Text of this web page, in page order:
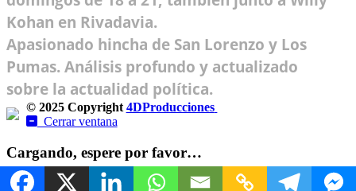
Kohan en Rivadavia.
Apasionado hincha de San Lorenzo y Los
Pumas. Análisis profundo y actualizado
sobre la actualidad política.
© 2025 Copyright 4DProducciones
Cerrar ventana
Cargando, espere por favor…
Cargando ... Esto puede tomar unos segundos.